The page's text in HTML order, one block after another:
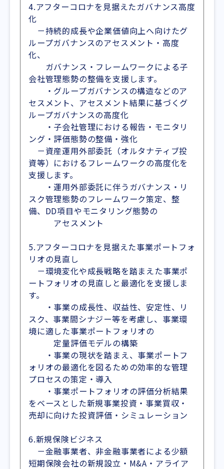
4.アフターコロナを見据えたガバナンス高度
化
－持続的成長や企業価値向上へ向けたグ
ループガバナンスのアセスメント・高度
化、
ガバナンス・フレームワークによる子
会社管理態勢の整備を支援します。
・グループガバナンスの構造などのア
セスメント、アセスメント結果に基づくグ
ループガバナンスの高度化
・子会社管理における報告・モニタリ
ング・評価態勢の整備・強化
－資産運用外部委託（オルタナティブ投
資等）におけるフレームワークの高度化を
支援します。
・運用外部委託に伴うガバナンス・リ
スク管理態勢のフレームワーク策定、整
備、DD項目やモニタリング態勢の
アセスメント
5.アフターコロナを見据えた事業ポートフォ
リオの見直し
－環境変化や成長戦略を踏まえた事業ポ
ートフォリオの見直しと最適化を支援しま
す。
・事業の成長性、収益性、安定性、リ
スク、事業間シナジー等を考慮し、事業環
境に適した事業ポートフォリオの
定量評価モデルの構築
・事業の現状を踏まえ、事業ポートフ
ォリオの最適化を図るための効率的な管理
プロセスの策定・導入
・事業ポートフォリオの評価分析結果
をベースとした新規事業投資・事業買収・
売却に向けた投資評価・シミュレーション
6.新規保険ビジネス
－金融事業者、非金融事業者による少額
短期保険会社の新規設立・M&A・アライア